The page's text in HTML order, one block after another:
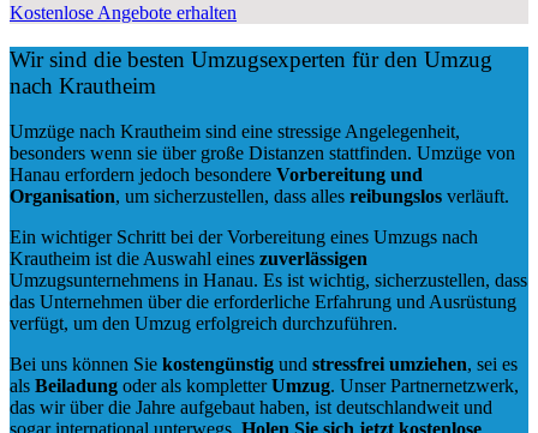
Kostenlose Angebote erhalten
Wir sind die besten Umzugsexperten für den Umzug
nach Krautheim
Umzüge nach Krautheim sind eine stressige Angelegenheit,
besonders wenn sie über große Distanzen stattfinden. Umzüge von
Hanau erfordern jedoch besondere Vorbereitung und
Organisation, um sicherzustellen, dass alles reibungslos verläuft.
Ein wichtiger Schritt bei der Vorbereitung eines Umzugs nach
Krautheim ist die Auswahl eines zuverlässigen
Umzugsunternehmens in Hanau. Es ist wichtig, sicherzustellen, dass
das Unternehmen über die erforderliche Erfahrung und Ausrüstung
verfügt, um den Umzug erfolgreich durchzuführen.
Bei uns können Sie kostengünstig und stressfrei umziehen, sei es
als Beiladung oder als kompletterUmzug. Unser Partnernetzwerk,
das wir über die Jahre aufgebaut haben, ist deutschlandweit und